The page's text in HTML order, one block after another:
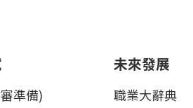
準備)
未來發展
職業大辭典